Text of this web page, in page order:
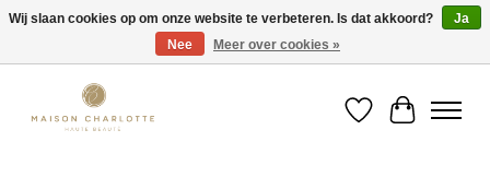
Gratis verzending binnen België vanaf €150
Verlanglijst
Wij slaan cookies op om onze website te verbeteren. Is dat akkoord?
Ja
Nee
Meer over cookies »